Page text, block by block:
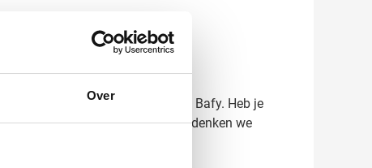
Over
eruit komt te zien op de Mok Bafy. Heb je
ervaring in relatiegeschenken denken we